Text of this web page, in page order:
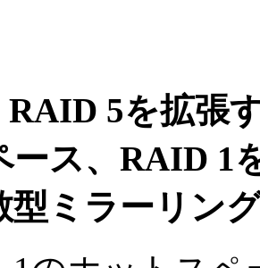
RAID 5を拡張
ース、RAID 1
型ミラーリン